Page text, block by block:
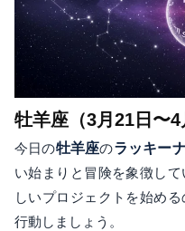
牡羊座（3月21日〜4
今日の牡羊座のラッキー
い始まりと冒険を象徴し
しいプロジェクトを始め
行動しましょう。